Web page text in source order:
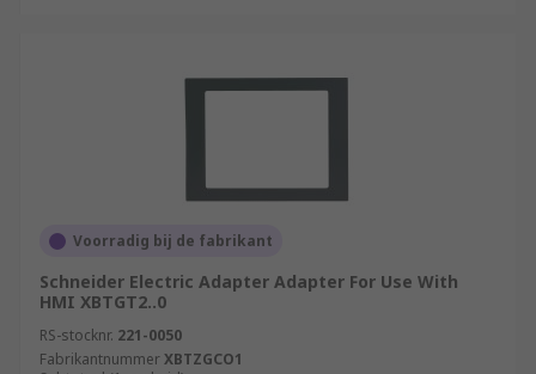
Voorradig bij de fabrikant
Schneider Electric Adapter Adapter For Use With
HMI XBTGT2..0
RS-stocknr. 221-0050
FabrikantnummerXBTZGCO1